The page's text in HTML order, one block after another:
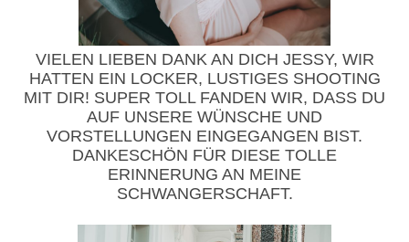
VIELEN LIEBEN DANK AN DICH JESSY, WIR
HATTEN EIN LOCKER, LUSTIGES SHOOTING
MIT DIR! SUPER TOLL FANDEN WIR, DASS DU
AUF UNSERE WÜNSCHE UND
VORSTELLUNGEN EINGEGANGEN BIST.
DANKESCHÖN FÜR DIESE TOLLE
ERINNERUNG AN MEINE
SCHWANGERSCHAFT.